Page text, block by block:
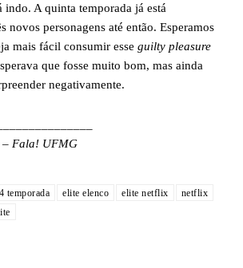
indo. A quinta temporada já está
novos personagens até então. Esperamos
mais fácil consumir esse guilty pleasure
que fosse muito bom, mas ainda
negativamente.
– Fala! UFMG
temporada elite elenco elite netflix
netflix